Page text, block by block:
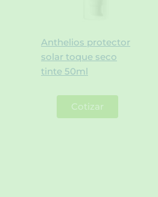
Anthelios protector
solar toque seco
tinte 50ml
Cotizar